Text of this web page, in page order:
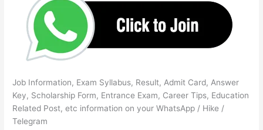
Job Information, Exam Syllabus, Result, Admit Card, Answer
Key, Scholarship Form, Entrance Exam, Career Tips, Education
Related Post, etc information on your WhatsApp / Hike /
Telegram